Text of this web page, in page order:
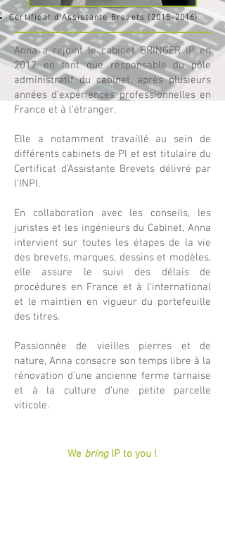
Certificat d’Assistante Brevets (2015-2016)
Anna a rejoint le cabinet BRINGER IP en
2017 en tant que responsable du pôle
administratif du cabinet, après plusieurs
années d’expériences professionnelles en
France et à l’étranger.
Elle a notamment travaillé au sein de
différents cabinets de PI et est titulaire du
Certificat d’Assistante Brevets délivré par
l’INPI.
En collaboration avec les conseils, les
juristes et les ingénieurs du Cabinet, Anna
intervient sur toutes les étapes de la vie
des brevets, marques, dessins et modèles,
elle assure le suivi des délais de
procédures en France et à l’international
et le maintien en vigueur du portefeuille
des titres.
Passionnée de vieilles pierres et de
nature, Anna consacre son temps libre à la
rénovation d’une ancienne ferme tarnaise
et à la culture d’une petite parcelle
viticole.
We bringIP to you !